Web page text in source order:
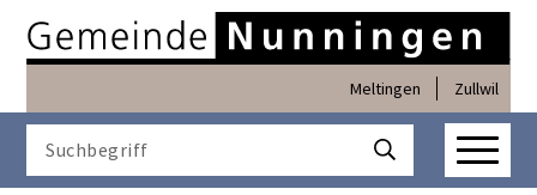
Navigieren in
Schnellnavigation
Meltingen Zullwil
Suche starten